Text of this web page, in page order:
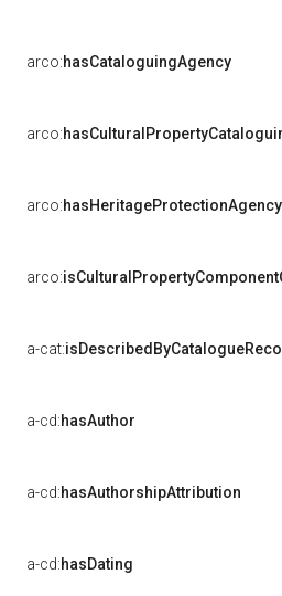
arco:hasCataloguingAgency
arco:
arco:hasHeritageProtectionAgency
arco:
a-cat:
a-cd:hasAuthor
a-cd:hasAuthorshipAttribution
a-cd:hasDating